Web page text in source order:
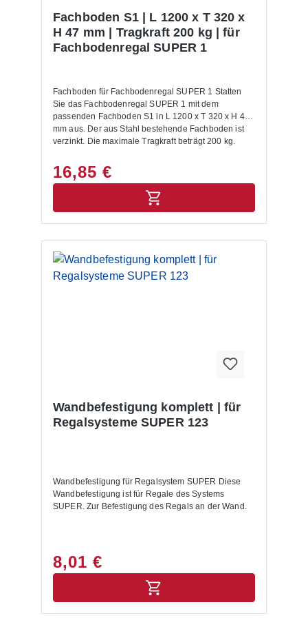
Fachboden S1 | L 1200 x T 320 x
H 47 mm | Tragkraft 200 kg | für
Fachbodenregal SUPER 1
Fachboden für Fachbodenregal SUPER 1 Statten
Sie das Fachbodenregal SUPER 1 mit dem
passenden Fachboden S1 in L 1200 x T 320 x H 47
mm aus. Der aus Stahl bestehende Fachboden ist
verzinkt. Die maximale Tragkraft beträgt 200 kg.
16,85 €
Wandbefestigung komplett | für
Regalsysteme SUPER 123
Wandbefestigung für Regalsystem SUPER Diese
Wandbefestigung ist für Regale des Systems
SUPER. Zur Befestigung des Regals an der Wand.
8,01 €